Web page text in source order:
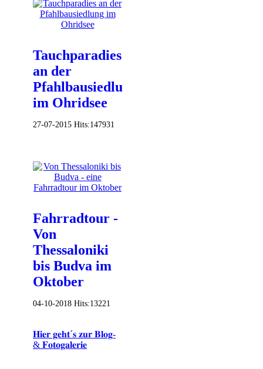
Tauchparadies
an der
Pfahlbausiedlung
im Ohridsee
27-07-2015 Hits:147931
Fahrradtour -
Von
Thessaloniki
bis Budva im
Oktober
04-10-2018 Hits:13221
𝐇𝐢𝐞𝐫 𝐠𝐞𝐡𝐭´𝐬 𝐳𝐮𝐫 𝐁𝐥𝐨𝐠-
& 𝐅𝐨𝐭𝐨𝐠𝐚𝐥𝐞𝐫𝐢𝐞